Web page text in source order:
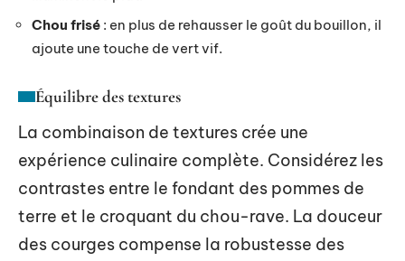
Chou frisé : en plus de rehausser le goût du bouillon, il
ajoute une touche de vert vif.
Équilibre des textures
La combinaison de textures crée une
expérience culinaire complète. Considérez les
contrastes entre le fondant des pommes de
terre et le croquant du chou-rave. La douceur
des courges compense la robustesse des